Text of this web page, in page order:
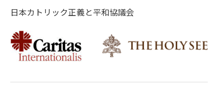
日本カトリック正義と平和協議会